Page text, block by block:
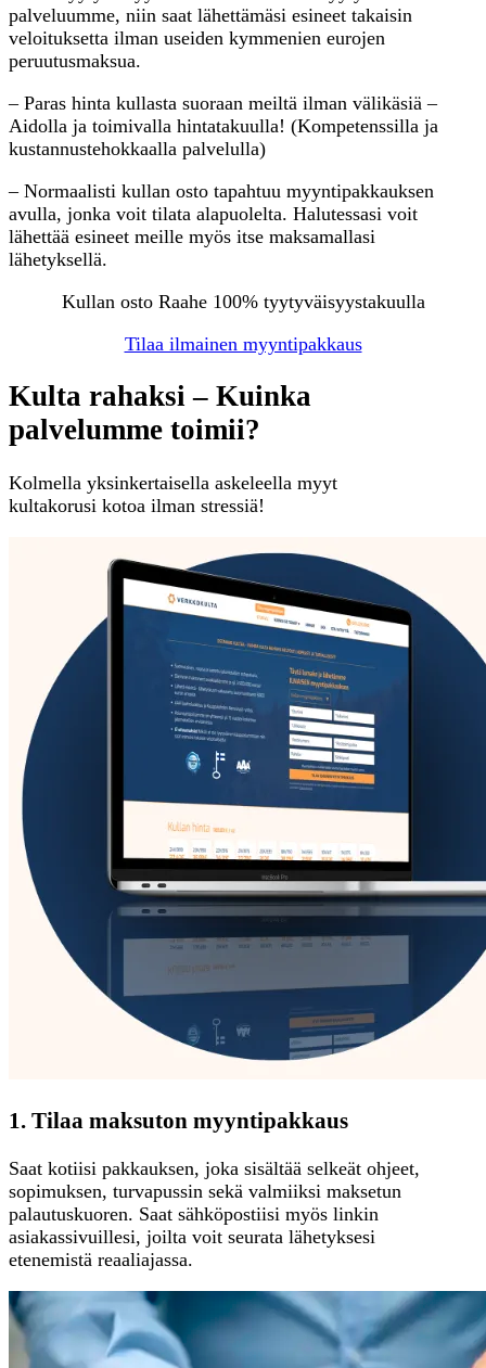
palveluumme, niin saat lähettämäsi esineet takaisin
veloituksetta ilman useiden kymmenien eurojen
peruutusmaksua.
– Paras hinta kullasta suoraan meiltä ilman välikäsiä –
Aidolla ja toimivalla hintatakuulla! (Kompetenssilla ja
kustannustehokkaalla palvelulla)
– Normaalisti kullan osto tapahtuu myyntipakkauksen
avulla, jonka voit tilata alapuolelta. Halutessasi voit
lähettää esineet meille myös itse maksamallasi
lähetyksellä.
Kullan osto Raahe 100% tyytyväisyystakuulla
Tilaa ilmainen myyntipakkaus
Kulta rahaksi – Kuinka
palvelumme toimii?
Kolmella yksinkertaisella askeleella myyt
kultakorusi kotoa ilman stressiä!
1. Tilaa maksuton myyntipakkaus
Saat kotiisi pakkauksen, joka sisältää selkeät ohjeet,
sopimuksen, turvapussin sekä valmiiksi maksetun
palautuskuoren. Saat sähköpostiisi myös linkin
asiakassivuillesi, joilta voit seurata lähetyksesi
etenemistä reaaliajassa.